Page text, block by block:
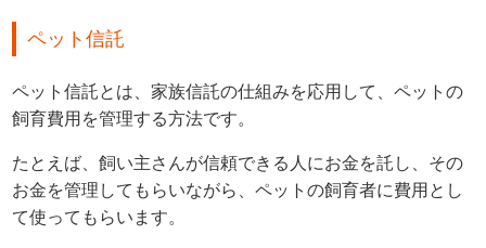
ペット信託
ペット信託とは、家族信託の仕組みを応用して、ペットの
飼育費用を管理する方法です。
たとえば、飼い主さんが信頼できる人にお金を託し、その
お金を管理してもらいながら、ペットの飼育者に費用とし
て使ってもらいます。